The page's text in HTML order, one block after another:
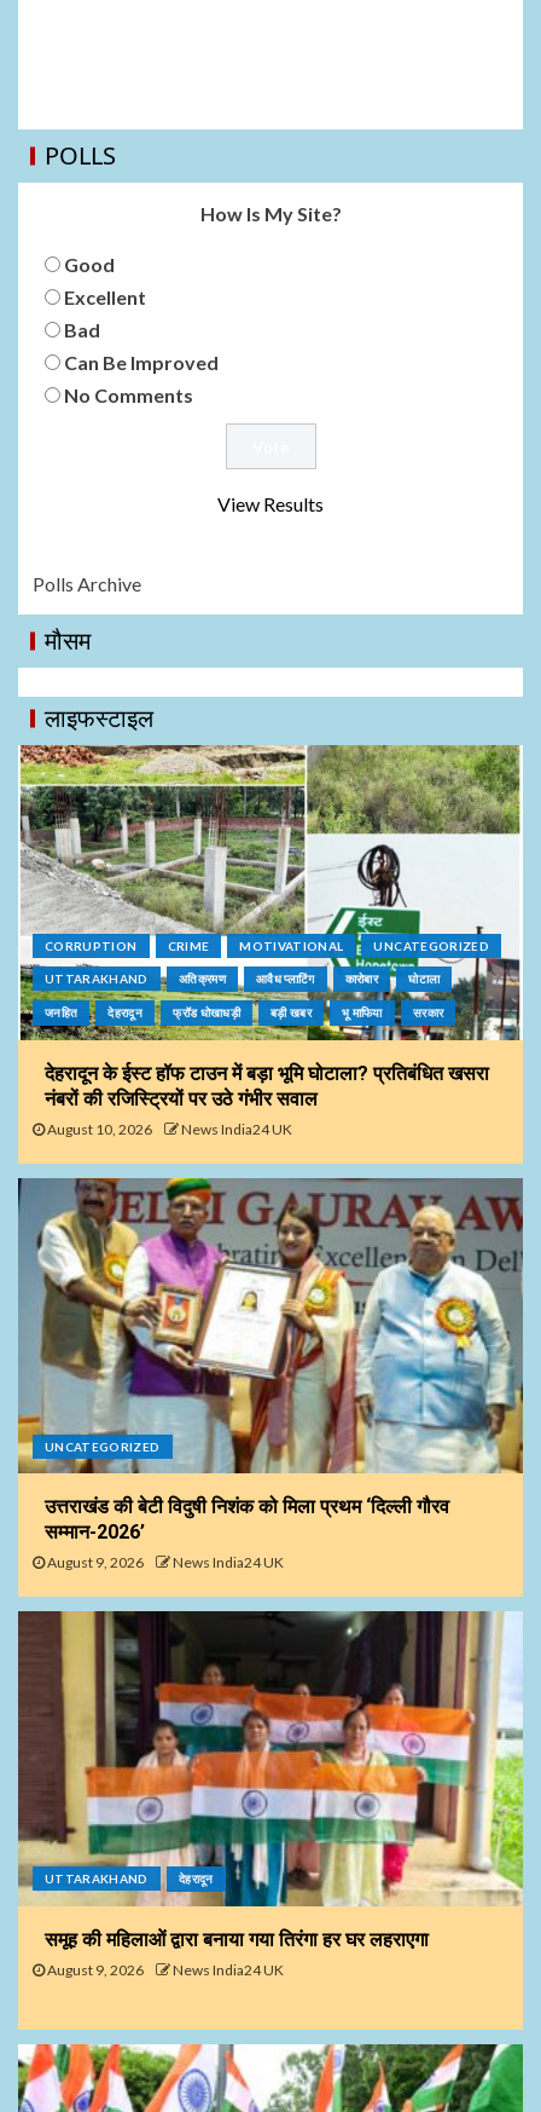
POLLS
How Is My Site?
Good
Excellent
Bad
Can Be Improved
No Comments
View Results
Polls Archive
मौसम
लाइफस्टाइल
CORRUPTION CRIME MOTIVATIONAL UNCATEGORIZED
UTTARAKHAND अतिक्रमण आवैध प्लाटिंग कारोबार घोटाला
जनहित देहरादून फ्रॉड धोखाधड़ी बड़ी खबर भू माफिया सरकार
देहरादून के ईस्ट हॉफ टाउन में बड़ा भूमि घोटाला? प्रतिबंधित खसरा
नंबरों की रजिस्ट्रियों पर उठे गंभीर सवाल
August 10, 2026 News India24 UK
UNCATEGORIZED
उत्तराखंड की बेटी विदुषी निशंक को मिला प्रथम ‘दिल्ली गौरव
सम्मान-2026’
August 9, 2026 News India24 UK
UTTARAKHAND देहरादून
समूह की महिलाओं द्वारा बनाया गया तिरंगा हर घर लहराएगा
August 9, 2026 News India24 UK